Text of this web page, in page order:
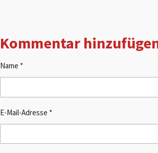
Kommentar
Name *
E-Mail-Adresse *